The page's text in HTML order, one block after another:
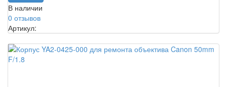
В наличии
0 отзывов
Артикул: